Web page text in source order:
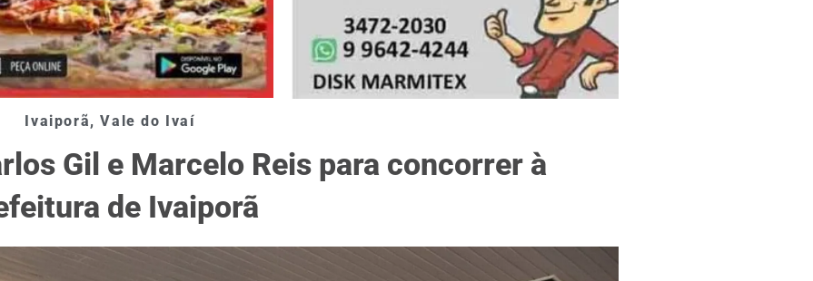
Ivaiporã,Vale do Ivaí
Gil e Marcelo Reis para concorrer à
de Ivaiporã